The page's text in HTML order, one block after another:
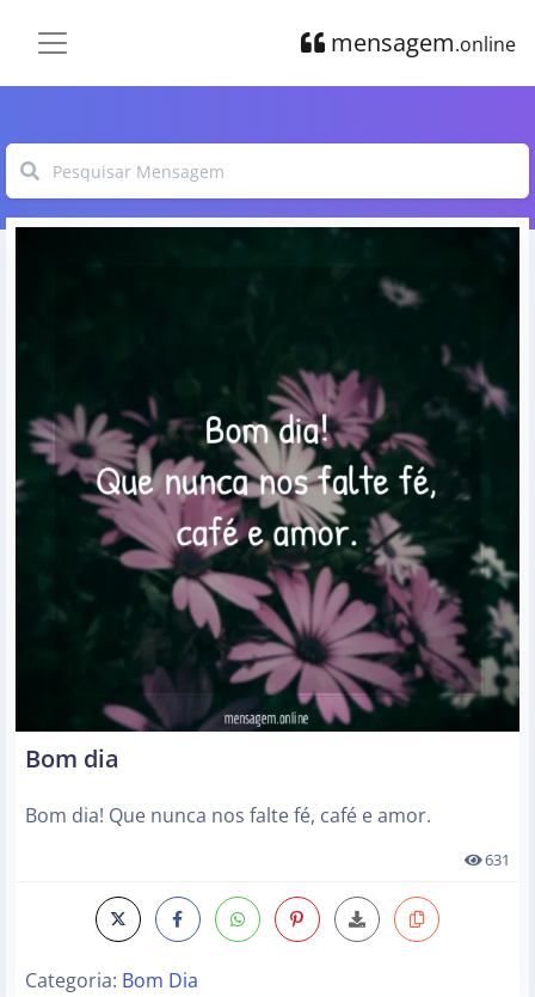
mensagem.online
Bom dia
Bom dia! Que nunca nos falte fé, café e amor.
631
Categoria: Bom Dia